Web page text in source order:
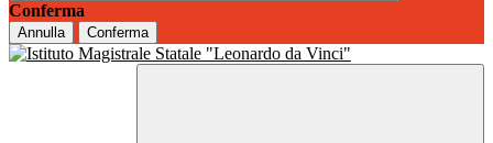
Conferma
Annulla Conferma